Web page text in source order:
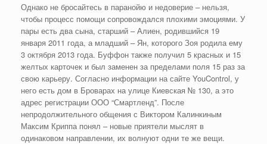
Однако не бросайтесь в паранойю и недоверие – нельзя,
чтобы процесс помощи сопровождался плохими эмоциями. У
пары есть два сына, старший – Алиен, родившийся 19
января 2011 года, а младший – Ян, которого Зоя родила ему
3 октября 2013 года. Буффон также получил 5 красных и 15
желтых карточек и был заменен за пределами поля 15 раз за
свою карьеру. Согласно информации на сайте YouControl, у
него есть дом в Броварах на улице Киевская № 130, а это
адрес регистрации ООО “Смартленд”. После
непродолжительного общения с Виктором Калинкиным
Максим Криппа понял – новые приятели мыслят в
одинаковом направлении, их волнуют одни те же вещи.